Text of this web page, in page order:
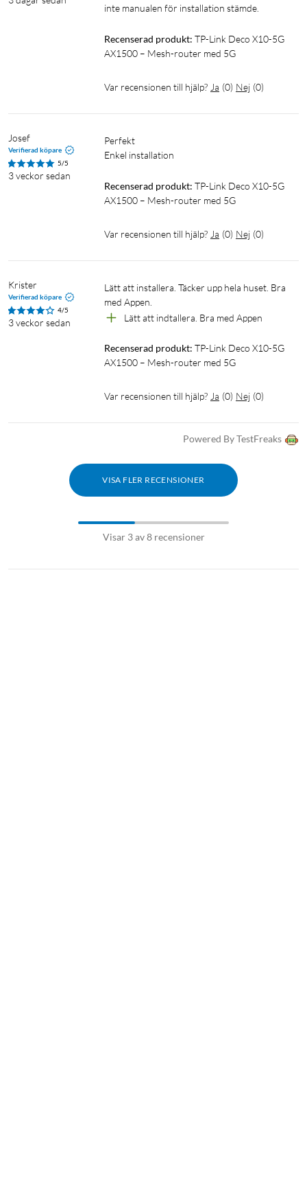
Säkerhet och hantering
direkt i systemet. All inställning och övervakning sker via
Specifikationer
Wifi-standard: Wifi 6 (802.11ax/ac/n/a/b/g)
Wifi-hastighet: AX1500 (1201 Mbit/s på 5 GHz + 300 Mbit/s
på 2,4 GHz)
N1/N3/N5/N7/N8/N20/N28/N38/N40/N41/N75/N76/N77/
Antennportar: 2 × SMA-F (för extern 5G/4G-antenn)
SIM-kort: nano-SIM
Täckning: upp till 190 m²
Kryptering: WPA/WPA2/WPA3-Personal
Mått (B×D×H): 117 × 117 × 198 mm
1 × TP-Link Deco X10-5G
Snabbstartsguide
inte manualen för installation stämde.
Recenserad produkt: TP-Link Deco X10-5G
AX1500 – Mesh-router med 5G
Var recensionen till hjälp? Ja (0) Nej (0)
Josef
Verifierad köpare
5/5
3 veckor sedan
Perfekt
Enkel installation
Recenserad produkt: TP-Link Deco X10-5G
AX1500 – Mesh-router med 5G
Var recensionen till hjälp? Ja (0) Nej (0)
Krister
Verifierad köpare
4/5
3 veckor sedan
Lätt att installera. Täcker upp hela huset. Bra
med Appen.
Lätt att indtallera. Bra med Appen
Recenserad produkt: TP-Link Deco X10-5G
AX1500 – Mesh-router med 5G
Var recensionen till hjälp? Ja (0) Nej (0)
Powered By TestFreaks
VISA FLER RECENSIONER
Visar 3 av 8 recensioner